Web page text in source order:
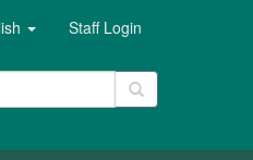
Staff Login